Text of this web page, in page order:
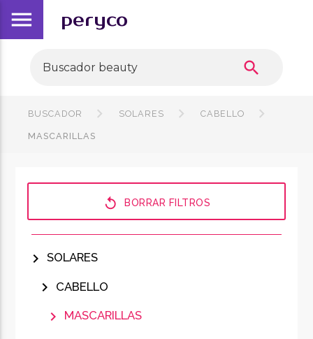
menu peryco
search
BUSCADOR SOLARES CABELLO
MASCARILLAS
replay BORRAR FILTROS
chevron_right SOLARES
chevron_right CABELLO
chevron_right MASCARILLAS